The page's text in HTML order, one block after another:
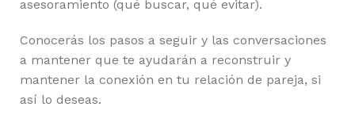
asesoramiento (qué buscar, qué evitar).
Conocerás los pasos a seguir y las conversaciones
a mantener que te ayudarán a reconstruir y
mantener la conexión en tu relación de pareja, si
así lo deseas.